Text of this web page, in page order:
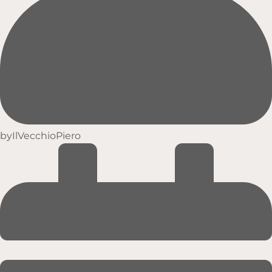
byIlVecchioPiero